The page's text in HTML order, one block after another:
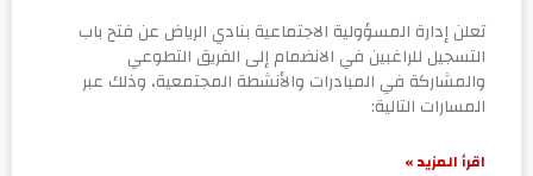
تعلن إدارة المسؤولية الاجتماعية بنادي الرياض عن فتح باب
التسجيل للراغبين في الانضمام إلى الفريق التطوعي
والمشاركة في المبادرات والأنشطة المجتمعية، وذلك عبر
المسارات التالية:
اقرأ المزيد »